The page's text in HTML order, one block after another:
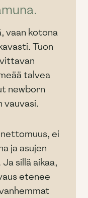
vaan kotona
Tuon
talvea
newborn
vauvasi.
ei
ja asujen
sillä aikaa,
etenee